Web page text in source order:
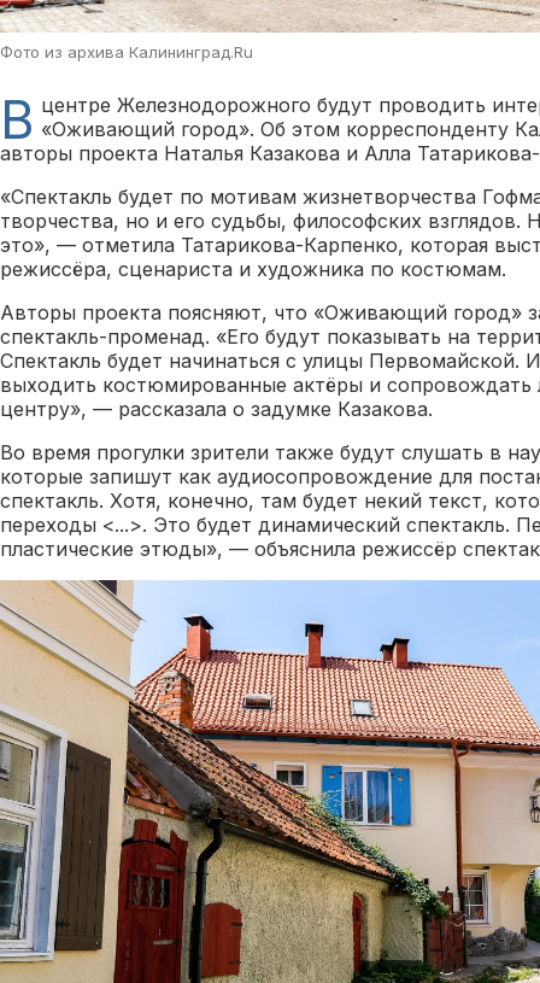
Фото из архива Калининград.Ru
В центре Железнодорожного будут проводить
«Оживающий город». Об этом корреспонденту
авторы проекта Наталья Казакова и Алла
«Спектакль будет по мотивам жизнетворчества
творчества, но и его судьбы, философских взглядов.
это», — отметила Татарикова-Карпенко, которая
режиссёра, сценариста и художника по костюмам.
Авторы проекта поясняют, что «Оживающий город»
спектакль-променад. «Его будут показывать на
Спектакль будет начинаться с улицы Первомайской.
выходить костюмированные актёры и
центру», — рассказала о задумке Казакова.
Во время прогулки зрители также будут слушать в
которые запишут как аудиосопровождение для
спектакль. Хотя, конечно, там будет некий текст,
переходы <...>. Это будет динамический спектакль.
пластические этюды», — объяснила режиссёр